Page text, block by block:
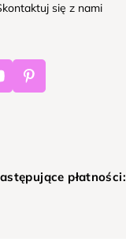
się z nami
Pinterest
płatności: